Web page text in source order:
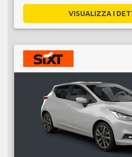
VISUALIZZA I